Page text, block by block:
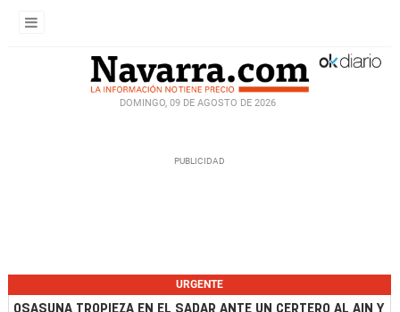
DOMINGO, 09 DE AGOSTO DE 2026
URGENTE
OSASUNA TROPIEZA EN EL SADAR ANTE UN CERTERO AL AIN Y